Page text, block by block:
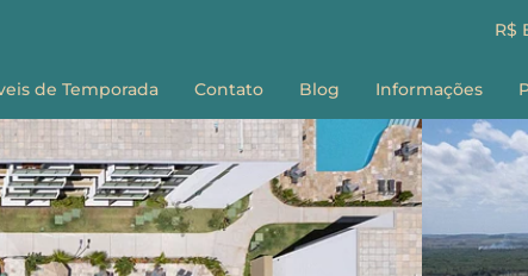
R$
de Temporada Contato Blog Informações
Sobre nós
Como Reservar
Perguntas
Termos e